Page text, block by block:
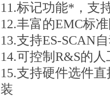
11.标记功能*，支
12.丰富的EMC标
13.支持ES-SCAN
14.可控制R&S的
15.支持硬件选件
装